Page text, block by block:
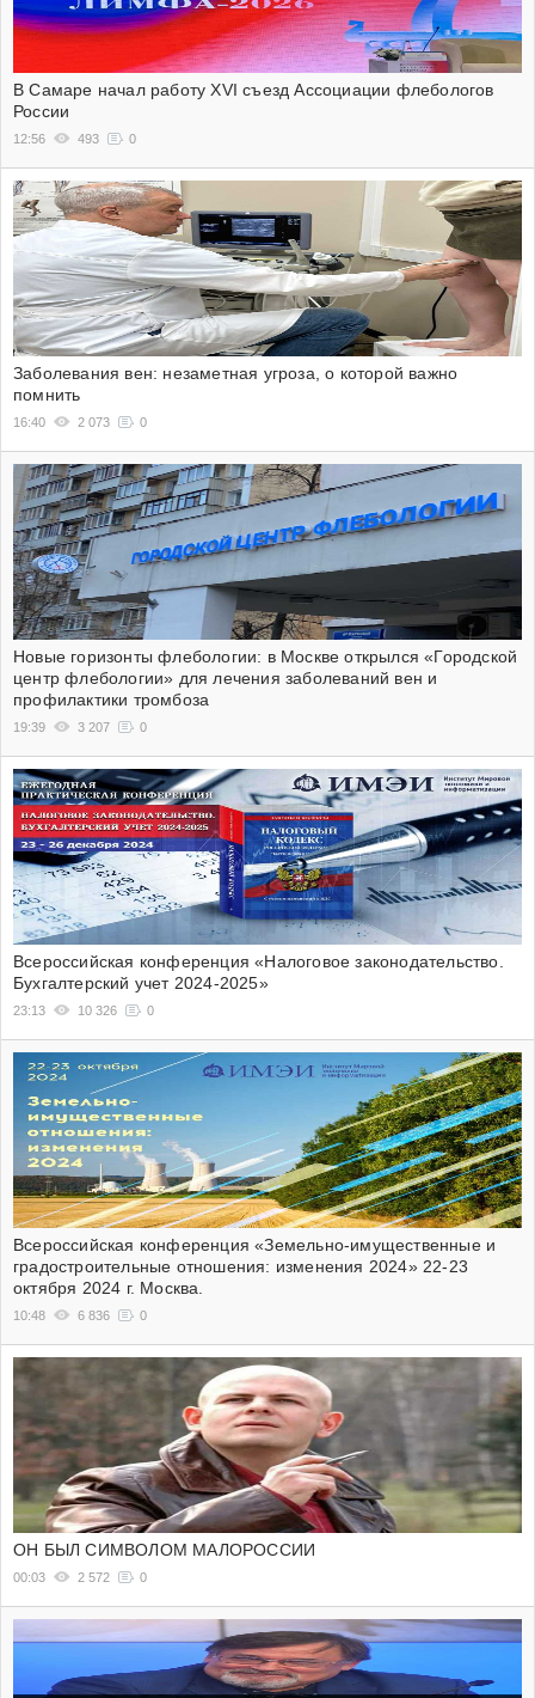
В Самаре начал работу XVI съезд Ассоциации флебологов
России
12:56 493 0
Заболевания вен: незаметная угроза, о которой важно
помнить
16:40 2 073 0
Новые горизонты флебологии: в Москве открылся «Городской
центр флебологии» для лечения заболеваний вен и
профилактики тромбоза
19:39 3 207 0
Всероссийская конференция «Налоговое законодательство.
Бухгалтерский учет 2024-2025»
23:13 10 326 0
Всероссийская конференция «Земельно-имущественные и
градостроительные отношения: изменения 2024» 22-23
октября 2024 г. Москва.
10:48 6 836 0
ОН БЫЛ СИМВОЛОМ МАЛОРОССИИ
00:03 2 572 0